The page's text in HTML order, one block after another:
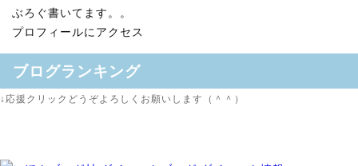
ぶろぐ書いてます。。
プロフィールにアクセス
ブログランキング
↓応援クリックどうぞよろしくお願いします（＾＾）